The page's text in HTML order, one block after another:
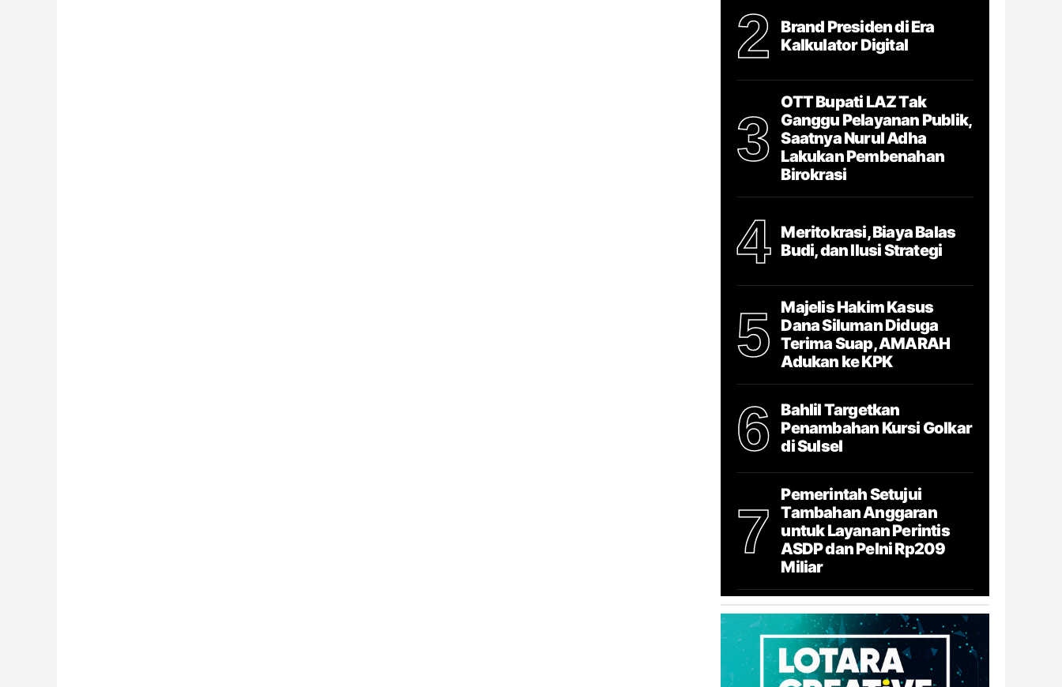
2
Brand Presiden di Era
Kalkulator Digital
3
OTT Bupati LAZ Tak
Ganggu Pelayanan Publik,
Saatnya Nurul Adha
Lakukan Pembenahan
Birokrasi
4
Meritokrasi, Biaya Balas
Budi, dan Ilusi Strategi
5
Majelis Hakim Kasus
Dana Siluman Diduga
Terima Suap, AMARAH
Adukan ke KPK
6
Bahlil Targetkan
Penambahan Kursi Golkar
di Sulsel
7
Pemerintah Setujui
Tambahan Anggaran
untuk Layanan Perintis
ASDP dan Pelni Rp209
Miliar